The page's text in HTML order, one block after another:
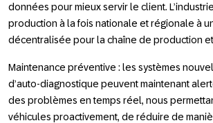
données pour mieux servir le client.
production à la fois nationale et régionale à
décentralisée pour la chaîne de production
Maintenance préventive :les systèmes
d’auto-diagnostique peuvent maintenant
des problèmes en temps réel, nous
véhicules proactivement, de réduire de